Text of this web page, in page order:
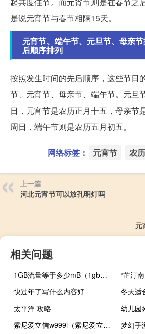
是说元宵节与春节相隔15天。
元宵节、端午节、元旦节、母亲
后顺序排列
按照发生时间的先后顺序，这些节日
节、元宵节、母亲节、端午节。元旦
日，元宵节是农历正月十五，母亲节
周日，端午节则是农历五月初五。
网络标签： 元宵节 农历
上一篇
河北元宵节可以放孔明灯吗
元
相关问题
1GB流量等于多少mB（1gb等于多少mb流量）
“芷汀
快过年了写什么内容好
冬天适
太平洋 攻略
幼儿园
索尼爱立信w999i（索尼爱立信w980）
梦幻手